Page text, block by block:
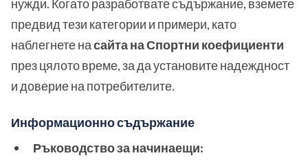
нужди. Когато разработвате съдържание, вземете
предвид тези категории и примери, като
наблегнете насайта на Спортни коефициенти
през цялото време, за да установите надеждност
и доверие на потребителите.
Информационно съдържание
Ръководство за начинаещи: